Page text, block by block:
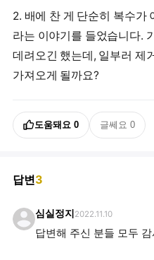
2. 배에 찬 게 단순히 복수가
라는 이야기를 들었습니다.
데려오긴 했는데, 일부러 제
가져오게 될까요?
도움돼요 0 글쎄요 0
답변3
심실정지 2022.11.10
답변해 주신 분들 모두